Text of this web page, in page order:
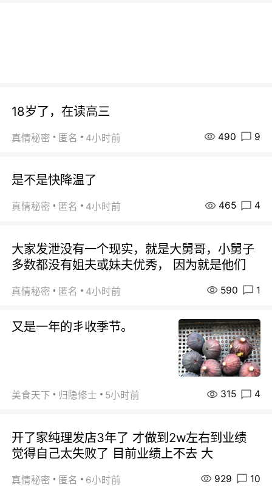
18岁了，在读高三
真情秘密 匿名 4小时前 490 9
是不是快降温了
真情秘密 匿名 4小时前 465 4
大家发泄没有一个现实，就是大舅哥，小舅子
多数都没有姐夫或妹夫优秀， 因为就是他们
真情秘密 匿名 4小时前 590 1
又是一年的丯收季节。
美食天下 归隐修士 5小时前 315 4
开了家纯理发店3年了 才做到2w左右到业绩
觉得自己太失败了 目前业绩上不去 大
真情秘密 匿名 6小时前 929 10